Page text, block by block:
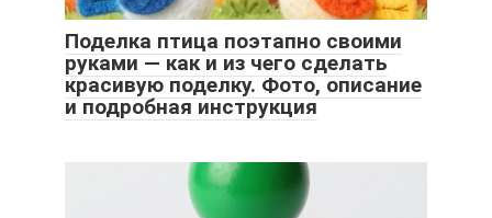
Поделка птица поэтапно своими
руками — как и из чего сделать
красивую поделку. Фото, описание
и подробная инструкция